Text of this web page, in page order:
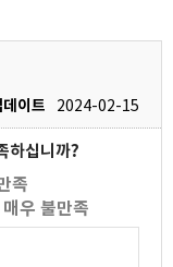
이트
2024-02-15
하십니까?
족
매우 불만족